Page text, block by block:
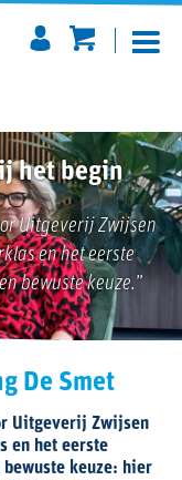
het begin
Uitgeverij Zwijsen
en het eerste
bewuste keuze.”
De Smet
Uitgeverij Zwijsen
en het eerste
keuze: hier